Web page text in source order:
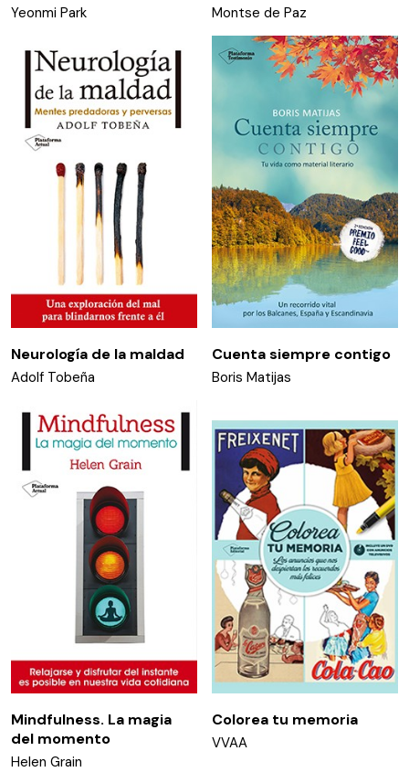
Yeonmi Park Montse de Paz
Neurología de la maldad
Adolf Tobeña
Cuenta siempre contigo
Boris Matijas
Mindfulness. La magia
del momento
Helen Grain
Colorea tu memoria
VVAA